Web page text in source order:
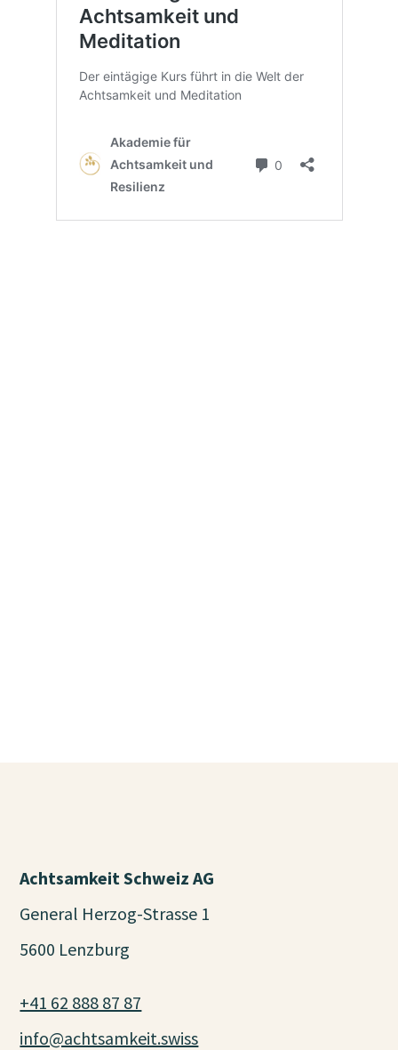
Achtsamkeit Schweiz AG
General Herzog-Strasse 1
5600 Lenzburg
+41 62 888 87 87
info@achtsamkeit.swiss